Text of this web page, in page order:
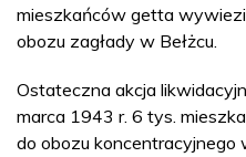
mieszkańców getta
obozu zagłady w Bełżcu.
Ostateczna akcja
marca 1943 r. 6 tys.
do obozu koncentracyjnego